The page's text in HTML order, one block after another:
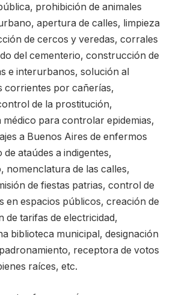
prohibición de animales
apertura de calles, limpieza
de cercos y veredas, corrales
del cementerio, construcción de
e interurbanos, solución al
corrientes por cañerías,
de la prostitución,
para controlar epidemias,
a Buenos Aires de enfermos
ataúdes a indigentes,
nomenclatura de las calles,
de fiestas patrias, control de
en espacios públicos, creación de
de tarifas de electricidad,
biblioteca municipal, designación
receptora de votos
raíces, etc.